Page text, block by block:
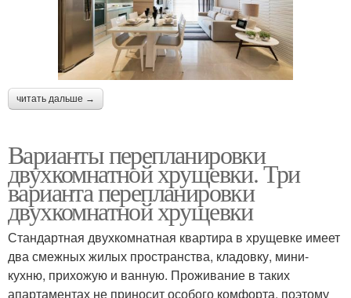
читать дальше →
Варианты перепланировки
двухкомнатной хрущевки. Три
варианта перепланировки
двухкомнатной хрущевки
Стандартная двухкомнатная квартира в хрущевке имеет
два смежных жилых пространства, кладовку, мини-
кухню, прихожую и ванную. Проживание в таких
апартаментах не приносит особого комфорта, поэтому